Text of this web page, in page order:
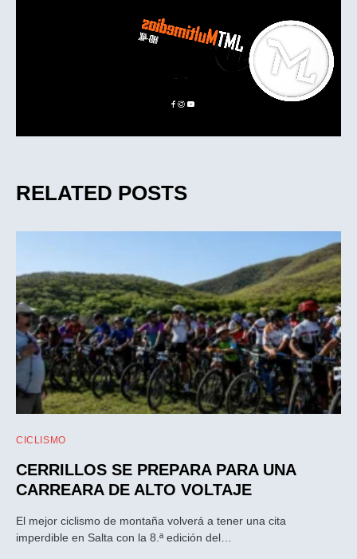
RELATED POSTS
CICLISMO
CERRILLOS SE PREPARA PARA UNA
CARREARA DE ALTO VOLTAJE
El mejor ciclismo de montaña volverá a tener una cita
imperdible en Salta con la 8.ª edición del…